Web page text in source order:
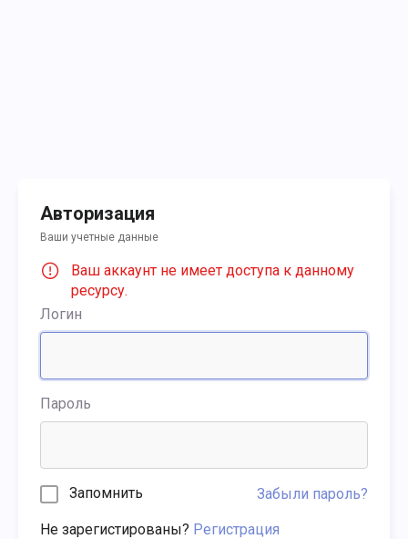
Авторизация
Ваши учетные данные
Ваш аккаунт не имеет доступа к данному
ресурсу.
Логин
Пароль
Запомнить Забыли пароль?
Не зарегистированы? Регистрация